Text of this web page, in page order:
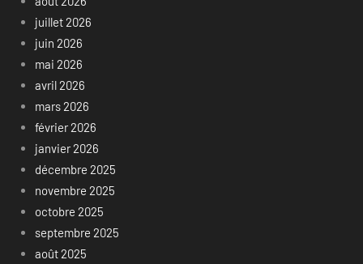
juillet 2026
juin 2026
mai 2026
avril 2026
mars 2026
février 2026
janvier 2026
décembre 2025
novembre 2025
octobre 2025
septembre 2025
août 2025